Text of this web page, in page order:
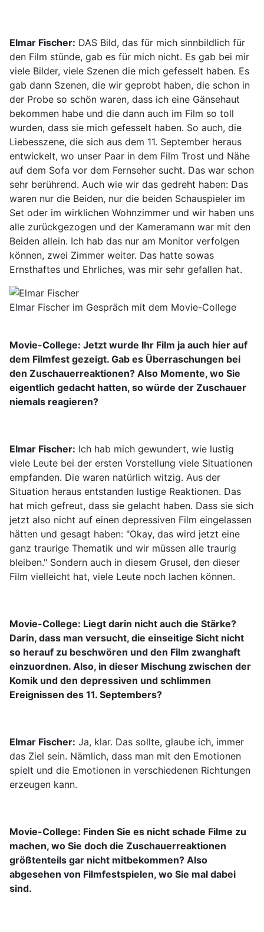
Elmar Fischer: DAS Bild, das für mich sinnbildlich für
den Film stünde, gab es für mich nicht. Es gab bei mir
viele Bilder, viele Szenen die mich gefesselt haben. Es
gab dann Szenen, die wir geprobt haben, die schon in
der Probe so schön waren, dass ich eine Gänsehaut
bekommen habe und die dann auch im Film so toll
wurden, dass sie mich gefesselt haben. So auch, die
Liebesszene, die sich aus dem 11. September heraus
entwickelt, wo unser Paar in dem Film Trost und Nähe
auf dem Sofa vor dem Fernseher sucht. Das war schon
sehr berührend. Auch wie wir das gedreht haben: Das
waren nur die Beiden, nur die beiden Schauspieler im
Set oder im wirklichen Wohnzimmer und wir haben uns
alle zurückgezogen und der Kameramann war mit den
Beiden allein. Ich hab das nur am Monitor verfolgen
können, zwei Zimmer weiter. Das hatte sowas
Ernsthaftes und Ehrliches, was mir sehr gefallen hat.
Elmar Fischer im Gespräch mit dem Movie-College
Movie-College: Jetzt wurde Ihr Film ja auch hier auf
dem Filmfest gezeigt. Gab es Überraschungen bei
den Zuschauerreaktionen? Also Momente, wo Sie
eigentlich gedacht hatten, so würde der Zuschauer
niemals reagieren?
Elmar Fischer: Ich hab mich gewundert, wie lustig
viele Leute bei der ersten Vorstellung viele Situationen
empfanden. Die waren natürlich witzig. Aus der
Situation heraus entstanden lustige Reaktionen. Das
hat mich gefreut, dass sie gelacht haben. Dass sie sich
jetzt also nicht auf einen depressiven Film eingelassen
hätten und gesagt haben: "Okay, das wird jetzt eine
ganz traurige Thematik und wir müssen alle traurig
bleiben." Sondern auch in diesem Grusel, den dieser
Film vielleicht hat, viele Leute noch lachen können.
Movie-College: Liegt darin nicht auch die Stärke?
Darin, dass man versucht, die einseitige Sicht nicht
so herauf zu beschwören und den Film zwanghaft
einzuordnen. Also, in dieser Mischung zwischen der
Komik und den depressiven und schlimmen
Ereignissen des 11. Septembers?
Elmar Fischer: Ja, klar. Das sollte, glaube ich, immer
das Ziel sein. Nämlich, dass man mit den Emotionen
spielt und die Emotionen in verschiedenen Richtungen
erzeugen kann.
Movie-College: Finden Sie es nicht schade Filme zu
machen, wo Sie doch die Zuschauerreaktionen
größtenteils gar nicht mitbekommen? Also
abgesehen von Filmfestspielen, wo Sie mal dabei
sind.